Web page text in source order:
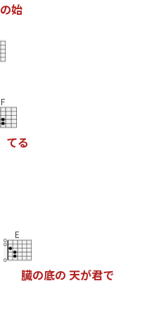
の始
F
てる
E
臓の底の 天が君で